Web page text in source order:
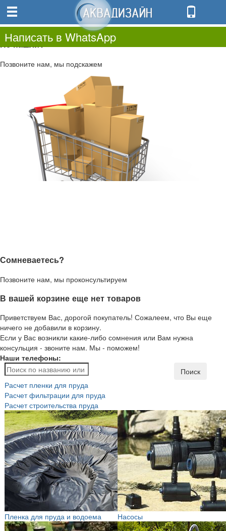
0.00
0
Не нашли?
Позвоните нам, мы подскажем
Сомневаетесь?
Позвоните нам, мы проконсультируем
В вашей корзине еще нет товаров
Приветствуем Вас, дорогой покупатель! Сожалеем, что Вы еще
ничего не добавили в корзину.
Если у Вас возникли какие-либо сомнения или Вам нужна
консульция - звоните нам. Мы - поможем!
Наши телефоны:
Написать в WhatsApp
Поиск
Расчет пленки для пруда
Расчет фильтрации для пруда
Расчет строительства пруда
Пленка для пруда и водоема Насосы